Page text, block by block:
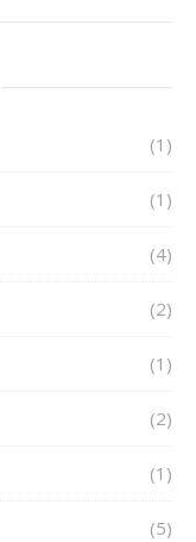
(1)
(1)
(4)
(2)
(1)
(2)
(1)
(5)